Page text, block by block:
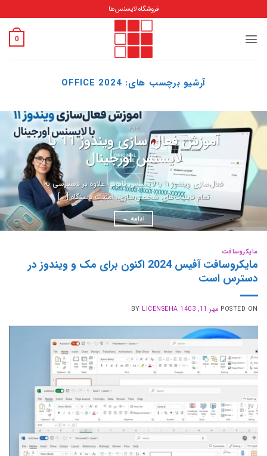
content
فروشگاه لایسنس‌ها
0
آرشیو برچسب های: OFFICE 2024
آموزش
آموزش فعال سازی ویندوز 11 با
لایسنس اورجینال
فعال‌سازی ویندوز ۱۱ با لایسنس قانونی علاوه بر دسترسی به
تمام قابلیت‌های شخصی‌سازی، امنیت دستگاه [...]
ادامه→
مایکروسافت
مایکروسافت آفیس 2024 اکنون برای مک و ویندوز در
دسترس است
POSTED ON مهر 11, 1403 BY LICENSEHA